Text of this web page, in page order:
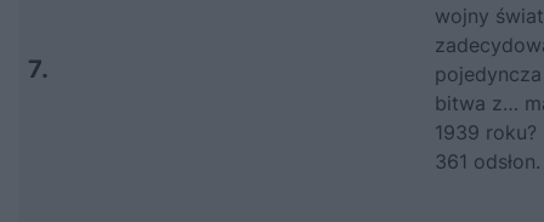
7.
wojny
pojedyncza
bitwa z…
1939 roku?
361 odsłon.